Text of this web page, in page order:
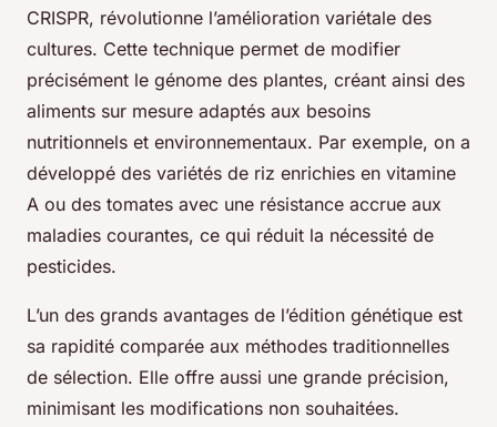
CRISPR, révolutionne l’amélioration variétale des
cultures. Cette technique permet de modifier
précisément le génome des plantes, créant ainsi des
aliments sur mesure adaptés aux besoins
nutritionnels et environnementaux. Par exemple, on a
développé des variétés de riz enrichies en vitamine
A ou des tomates avec une résistance accrue aux
maladies courantes, ce qui réduit la nécessité de
pesticides.
L’un des grands avantages de l’édition génétique est
sa rapidité comparée aux méthodes traditionnelles
de sélection. Elle offre aussi une grande précision,
minimisant les modifications non souhaitées.